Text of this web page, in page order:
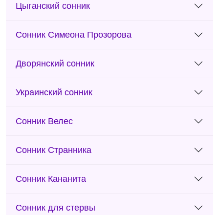
Цыганский сонник
Сонник Симеона Прозорова
Дворянский сонник
Украинский сонник
Сонник Велес
Сонник Странника
Сонник Кананита
Сонник для стервы